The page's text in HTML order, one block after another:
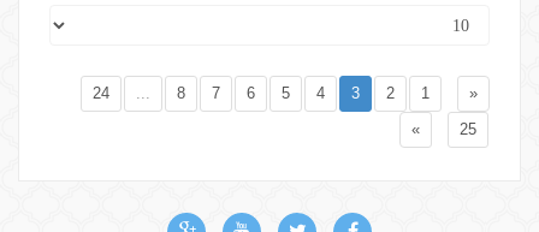
«
1
2
3
4
5
6
7
8
...
24
25
»